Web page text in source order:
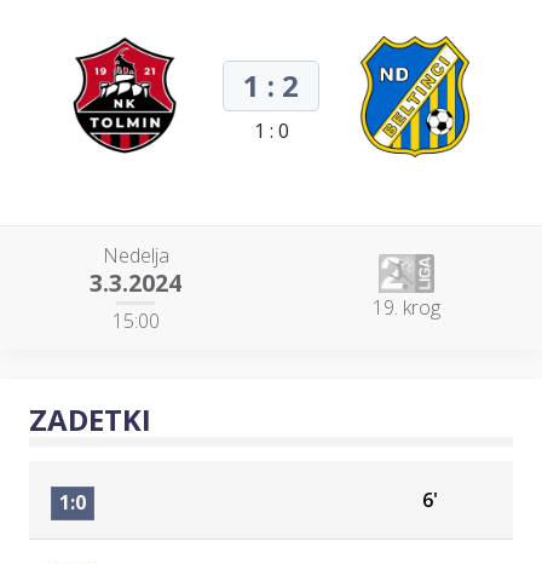
1 : 2
1 : 0
Nedelja
3.3.2024
15:00 19. krog
ZADETKI
1:0 6'